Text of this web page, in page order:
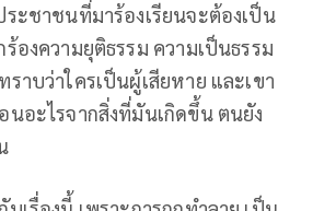
ะชาชนที่มาร้องเรียนจะต้องเป็น
ร้องความยุติธรรม ความเป็นธรรม
ราบว่าใครเป็นผู้เสียหาย และเขา
นอะไรจากสิ่งที่มันเกิดขึ้น ตนยัง